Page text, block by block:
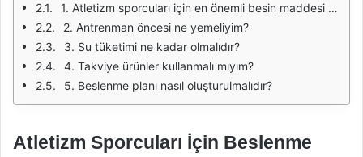
1. Atletizm sporcuları için en önemli besin maddesi hangisidir?
2. Antrenman öncesi ne yemeliyim?
3. Su tüketimi ne kadar olmalıdır?
4. Takviye ürünler kullanmalı mıyım?
5. Beslenme planı nasıl oluşturulmalıdır?
Atletizm Sporcuları İçin Beslenme